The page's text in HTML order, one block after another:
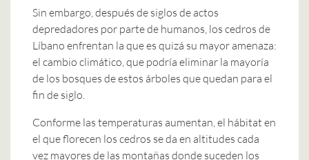
Sin embargo, después de siglos de actos
depredadores por parte de humanos, los cedros de
Líbano enfrentan la que es quizá su mayor amenaza:
el cambio climático, que podría eliminar la mayoría
de los bosques de estos árboles que quedan para el
fin de siglo.
Conforme las temperaturas aumentan, el hábitat en
el que florecen los cedros se da en altitudes cada
vez mayores de las montañas donde suceden los